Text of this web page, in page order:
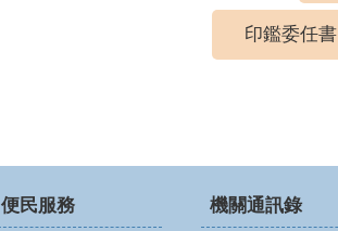
印鑑委任書
便民服務 機關通訊錄